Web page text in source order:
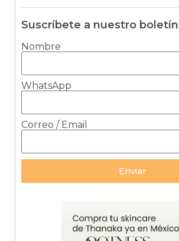
Suscríbete a nuestro boletín
Nombre
WhatsApp
Correo / Email
Enviar